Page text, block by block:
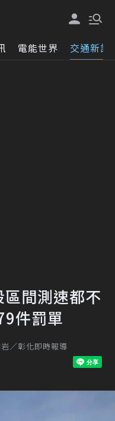
電能世界 交通新訊
間測速都不
件罰單
／彰化即時報導